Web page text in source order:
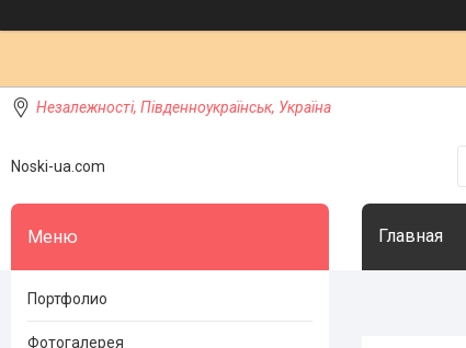
Незалежності, Південноукраїнськ, Україна
Noski-ua.com
Главная
Портфолио
Фотогалерея